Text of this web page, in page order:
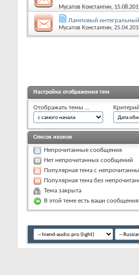
Мусатов Константин,
Ламповый
Мусатов Константин,
Настройка отображения тем
Отображать темы ...
Список иконок
Непрочитанные сообщения
Нет непрочитанных сообщений
Популярная тема с
Популярная тема без
Тема закрыта
В этой теме есть ваши сообщения